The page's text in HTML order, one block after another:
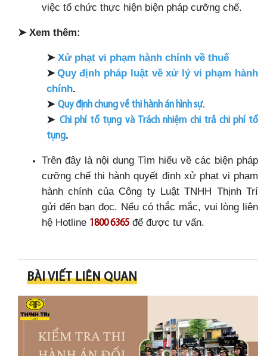
việc tổ chức thực hiện biện pháp cưỡng chế.
➤ Xem thêm:
➤ Xử phạt vi phạm hành chính về thuế
➤ Quy định pháp luật về xử lý vi phạm hành
chính.
➤ Quy định chung về thi hành án hình sự.
➤ Chi phí tố tụng và Trách nhiệm chi trả chi phí tố
tụng.
Trên đây là nội dung Tìm hiểu về các biện pháp
cưỡng chế thi hành quyết định xử phạt vi phạm
hành chính của Công ty Luật TNHH Thịnh Trí
gửi đến bạn đọc. Nếu có thắc mắc, vui lòng liên
hệ Hotline 1800 6365 để được tư vấn.
BÀI VIẾT LIÊN QUAN